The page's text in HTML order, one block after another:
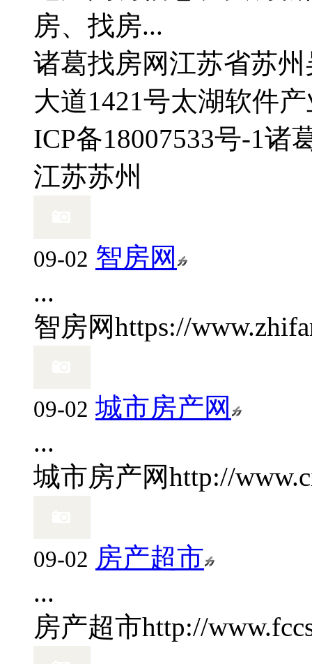
房、找房...
诸葛找房网江苏省苏
大道1421号太湖软件
ICP备18007533号-1诸
江苏苏州
09-02 智房网
...
智房网https://
09-02 城市房产网
...
城市房产网http://
09-02 房产超市
...
房产超市http://